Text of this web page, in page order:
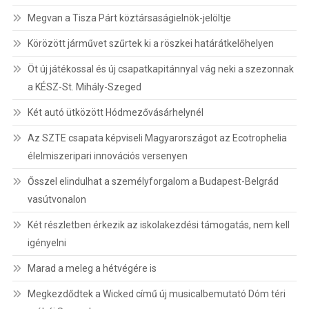
Megvan a Tisza Párt köztársaságielnök-jelöltje
Körözött járművet szűrtek ki a röszkei határátkelőhelyen
Öt új játékossal és új csapatkapitánnyal vág neki a szezonnak
a KÉSZ-St. Mihály-Szeged
Két autó ütközött Hódmezővásárhelynél
Az SZTE csapata képviseli Magyarországot az Ecotrophelia
élelmiszeripari innovációs versenyen
Ősszel elindulhat a személyforgalom a Budapest-Belgrád
vasútvonalon
Két részletben érkezik az iskolakezdési támogatás, nem kell
igényelni
Marad a meleg a hétvégére is
Megkezdődtek a Wicked című új musicalbemutató Dóm téri